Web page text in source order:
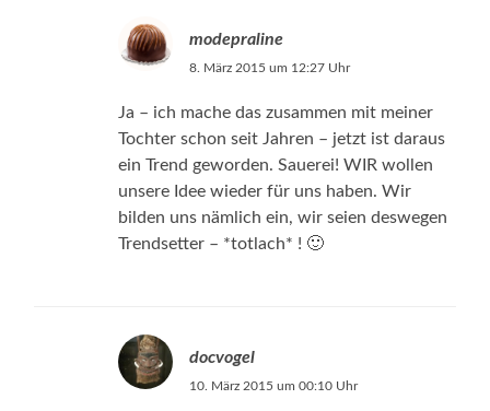
modepraline
8. März 2015 um 12:27 Uhr
Ja – ich mache das zusammen mit meiner
Tochter schon seit Jahren – jetzt ist daraus
ein Trend geworden. Sauerei! WIR wollen
unsere Idee wieder für uns haben. Wir
bilden uns nämlich ein, wir seien deswegen
Trendsetter – *totlach* ! 🙂
docvogel
10. März 2015 um 00:10 Uhr